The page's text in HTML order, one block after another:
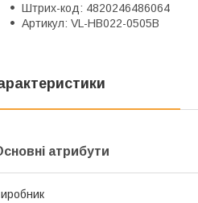
Штрих-код: 4820246486064
Артикул: VL-HB022-0505B
атрибути